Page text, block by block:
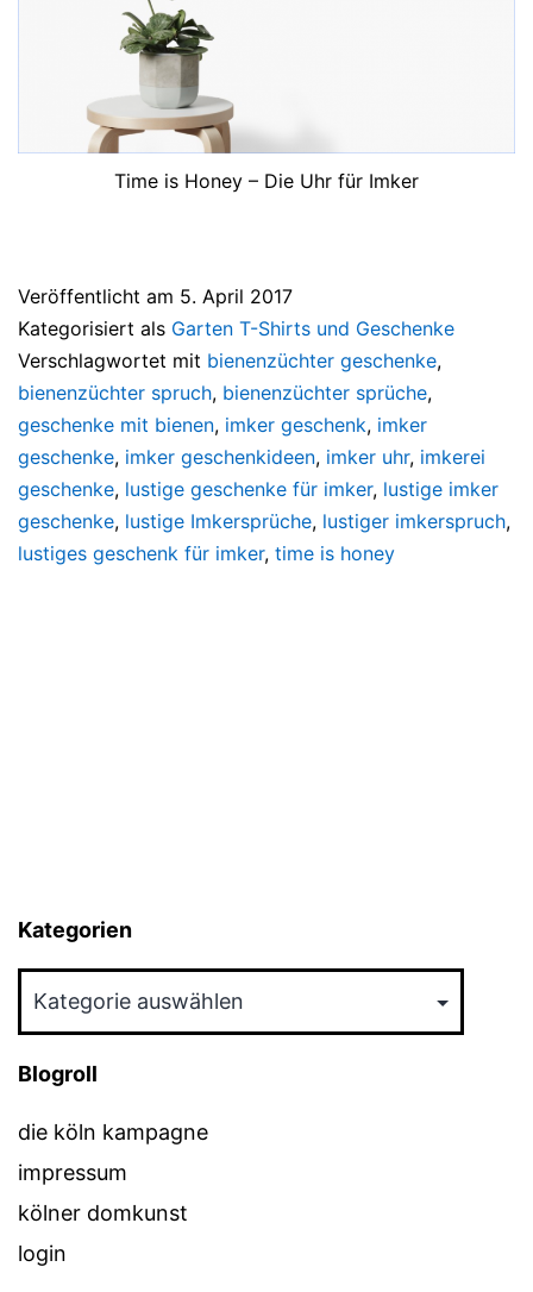
Time is Honey – Die Uhr für Imker
Veröffentlicht am 5. April 2017
Kategorisiert als Garten T-Shirts und Geschenke
Verschlagwortet mit bienenzüchter geschenke,
bienenzüchter spruch, bienenzüchter sprüche,
geschenke mit bienen, imker geschenk, imker
geschenke, imker geschenkideen, imker uhr, imkerei
geschenke, lustige geschenke für imker, lustige imker
geschenke, lustige Imkersprüche, lustiger imkerspruch,
lustiges geschenk für imker, time is honey
Kategorien
Blogroll
die köln kampagne
impressum
kölner domkunst
login